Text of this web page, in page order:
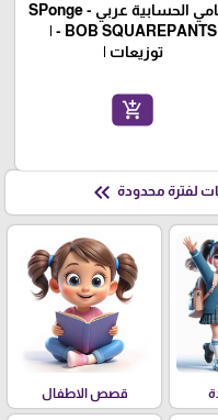
ارقامي الحسابية عربي - SPonge
BOB SQUAREPANTS - |
توزيعات |
add_shopping_cart
لفترة محدودة keyboard_double_arrow_left
قصص الاطفال